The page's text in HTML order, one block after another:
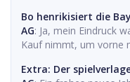
Bo henrikisiert die
AG: Ja, mein Eindruck
Kauf nimmt, um vorne
Extra: Der